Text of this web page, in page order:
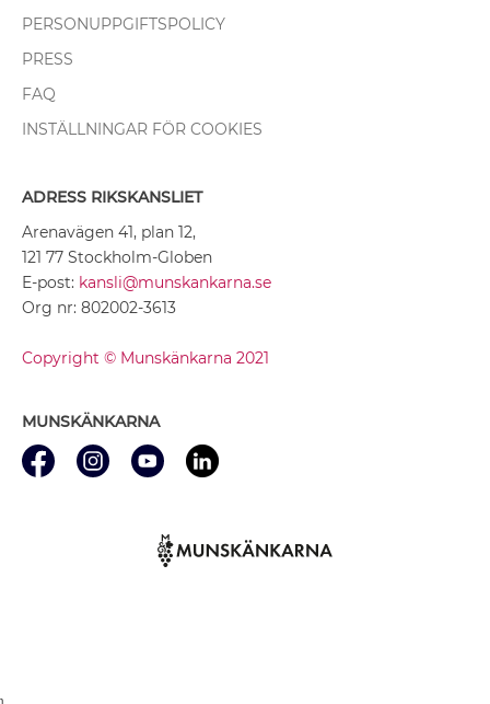
PERSONUPPGIFTSPOLICY
PRESS
FAQ
INSTÄLLNINGAR FÖR COOKIES
ADRESS RIKSKANSLIET
Arenavägen 41, plan 12,
121 77 Stockholm-Globen
E-post: kansli@munskankarna.se
Org nr: 802002-3613
Copyright © Munskänkarna 2021
MUNSKÄNKARNA